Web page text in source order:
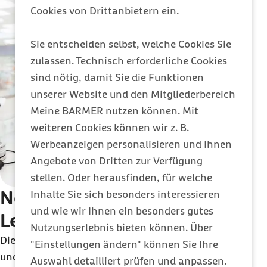
Cookies von Drittanbietern ein.
Sie entscheiden selbst, welche Cookies Sie
zulassen. Technisch erforderliche Cookies
sind nötig, damit Sie die Funktionen
unserer Website und den Mitgliederbereich
Meine BARMER nutzen können. Mit
weiteren Cookies können wir z. B.
Werbeanzeigen personalisieren und Ihnen
Angebote von Dritten zur Verfügung
stellen. Oder herausfinden, für welche
Inhalte Sie sich besonders interessieren
und wie wir Ihnen ein besonders gutes
Nutzungserlebnis bieten können. Über
"Einstellungen ändern" können Sie Ihre
Auswahl detailliert prüfen und anpassen.
61444311
Die Endo-App für alle Frauen mit
Endometriose:https://diga.endometriose.app/
Neues Portal für
Leistungserbringer
Die Barmer bietet jetzt einen exklusiven Telefon-
und Webservice für Leistungserbringende an, der